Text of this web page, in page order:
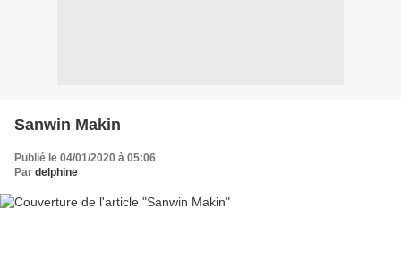
Sanwin Makin
Publié le 04/01/2020 à 05:06
Par delphine